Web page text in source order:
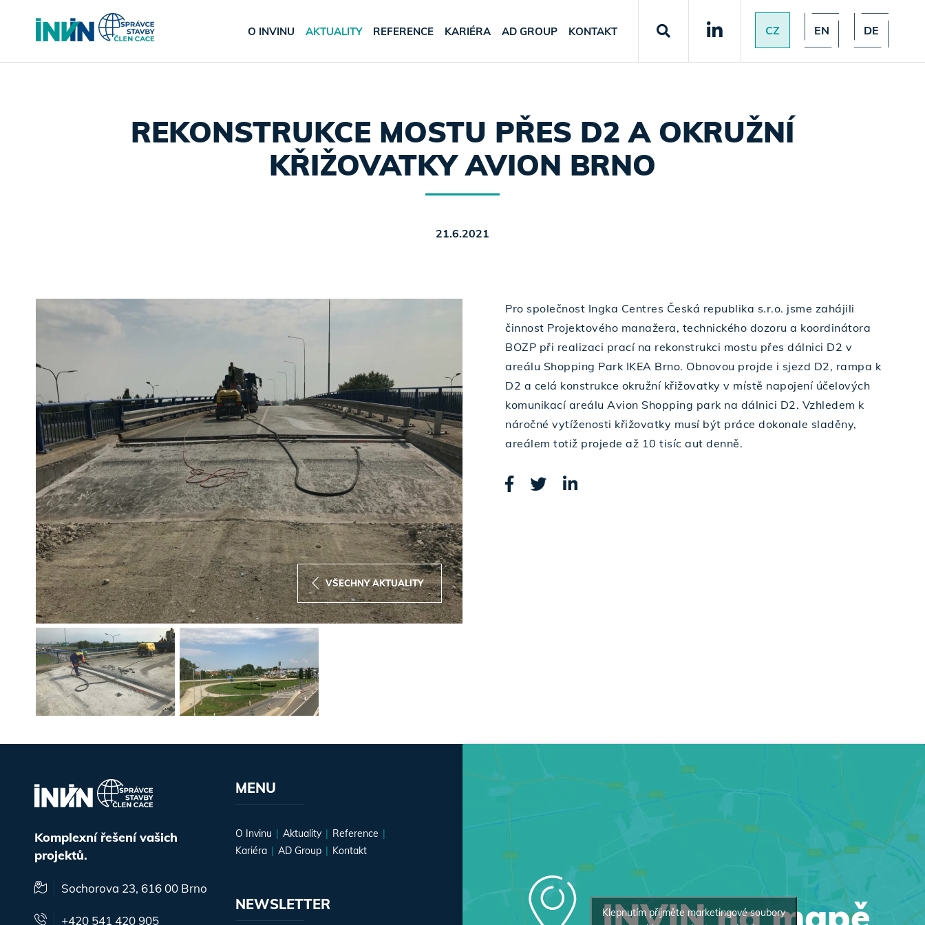
O INVINU AKTUALITY REFERENCE KARIÉRA AD GROUP KONTAKT CZ EN DE
REKONSTRUKCE MOSTU PŘES D2 A OKRUŽNÍ
KŘIŽOVATKY AVION BRNO
21.6.2021
VŠECHNY AKTUALITY
Pro společnost Ingka Centres Česká republika s.r.o. jsme zahájili
činnost Projektového manažera, technického dozoru a koordinátora
BOZP při realizaci prací na rekonstrukci mostu přes dálnici D2 v
areálu Shopping Park IKEA Brno. Obnovou projde i sjezd D2, rampa k
D2 a celá konstrukce okružní křižovatky v místě napojení účelových
komunikací areálu Avion Shopping park na dálnici D2. Vzhledem k
náročné vytíženosti křižovatky musí být práce dokonale sladěny,
areálem totiž projede až 10 tisíc aut denně.
Klepnutím přijměte marketingové soubory
Komplexní řešení vašich
projektů.
Sochorova 23, 616 00 Brno
+420 541 420 905
MENU
O Invinu Aktuality
Reference
Kariéra
AD Group Kontakt
NEWSLETTER